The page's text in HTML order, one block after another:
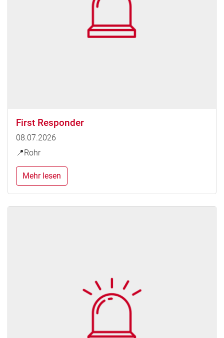
First Responder
08.07.2026
📍Rohr
Mehr lesen